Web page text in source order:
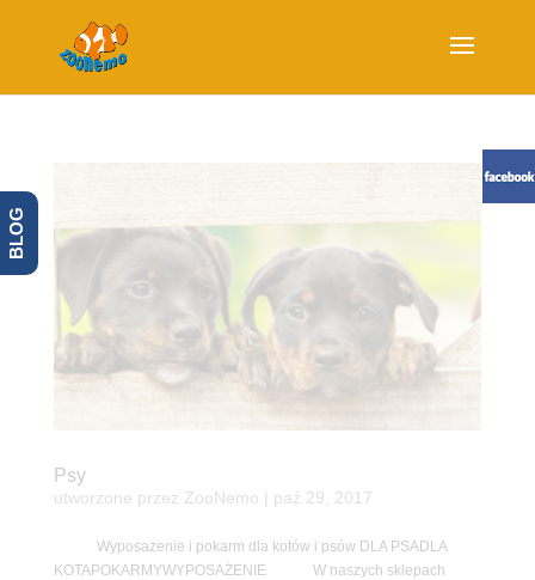
Psy
utworzone przez ZooNemo paź 29, 2017
Wyposażenie i pokarm dla kotów i psów DLA PSADLA
KOTAPOKARMYWYPOSAŻENIE W naszych sklepach
BLOG